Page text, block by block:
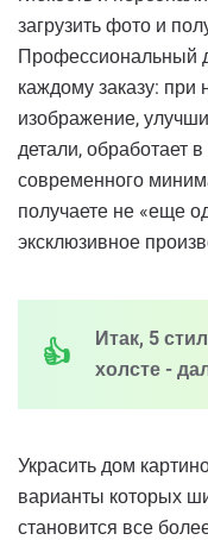
загрузить фото и
Профессиональный
каждому заказу: при
изображение,
детали, обработает
современного
получаете не «еще
эксклюзивное
Итак, 5
холсте -
Украсить дом
варианты которых
становится все